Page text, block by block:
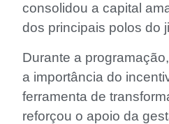
consolidou a capital
dos principais polos do
Durante a
a importância do
ferramenta de
reforçou o apoio da